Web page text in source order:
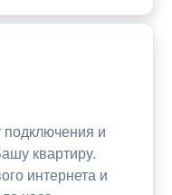
подключения и
квартиру.
интернета и